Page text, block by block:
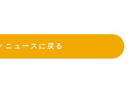
ニュースに戻る